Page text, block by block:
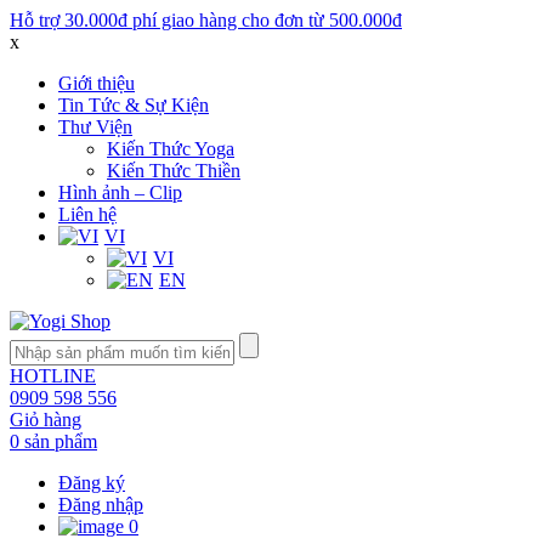
Hỗ trợ 30.000đ phí giao hàng cho đơn từ 500.000đ
x
Giới thiệu
Tin Tức & Sự Kiện
Thư Viện
Kiến Thức Yoga
Kiến Thức Thiền
Hình ảnh – Clip
Liên hệ
VI
VI
EN
HOTLINE
0909 598 556
Giỏ hàng
0 sản phẩm
Đăng ký
Đăng nhập
0